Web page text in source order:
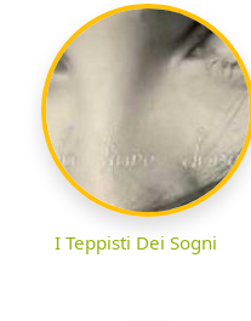
I Teppisti Dei Sogni